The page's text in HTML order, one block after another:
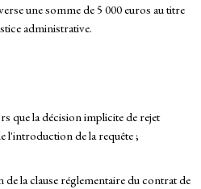
une somme de 5 000 euros au titre
administrative.
que la décision implicite de rejet
l'introduction de la requête ;
la clause réglementaire du contrat de